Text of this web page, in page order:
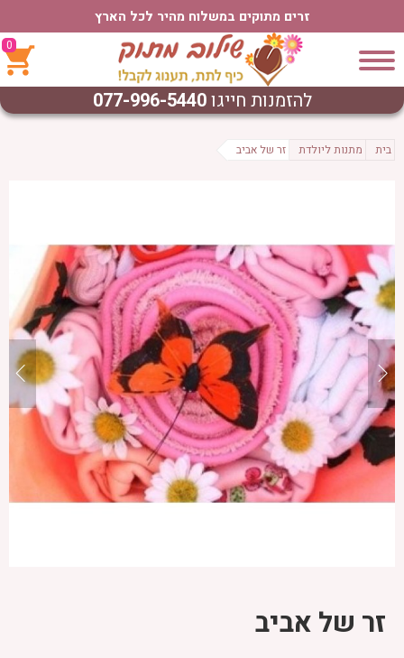
זרים מתוקים במשלוח מהיר לכל הארץ
0
להזמנות חייגו077-996-5440
בית מתנות ליולדת זר של אביב
זר של אביב